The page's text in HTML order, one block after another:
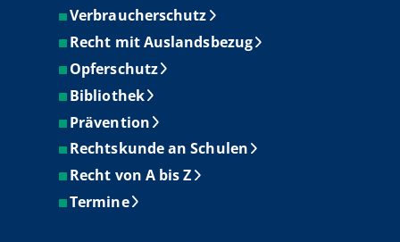
Verbraucherschutz
Recht mit Auslandsbezug
Opferschutz
Bibliothek
Prävention
Rechtskunde an Schulen
Recht von A bis Z
Termine